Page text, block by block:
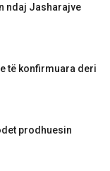
ndaj Jasharajve
të konfirmuara deri
prodhuesin